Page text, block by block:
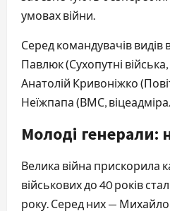
умовах війни.
Серед командувачів видів
Павлюк (Сухопутні
Анатолій Кривоніжко
Неїжпапа (ВМС,
Молоді генерали:
Велика війна прискорила
військових до 40 років
року. Серед них — Михайло